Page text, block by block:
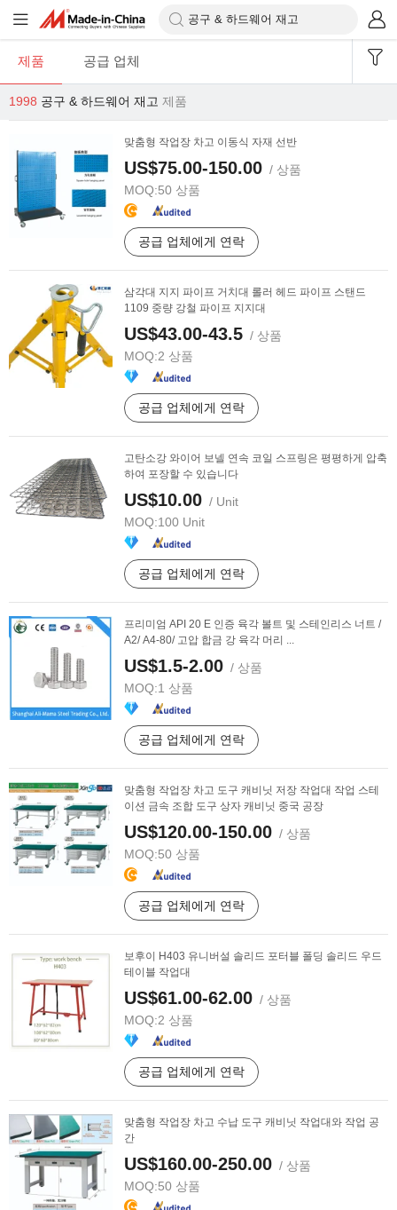
제품 공급 업체
1998 공구 & 하드웨어 재고 제품
맞춤형 작업장 차고 이동식 자재 선반
US$75.00-150.00 / 상품
MOQ:50 상품
공급 업체에게 연락
삼각대 지지 파이프 거치대 롤러 헤드 파이프 스탠드
1109 중량 강철 파이프 지지대
US$43.00-43.5 / 상품
MOQ:2 상품
공급 업체에게 연락
고탄소강 와이어 보넬 연속 코일 스프링은 평평하게 압축
하여 포장할 수 있습니다
US$10.00 / Unit
MOQ:100 Unit
공급 업체에게 연락
프리미엄 API 20 E 인증 육각 볼트 및 스테인리스 너트 /
A2/ A4-80/ 고압 합금 강 육각 머리 ...
US$1.5-2.00 / 상품
MOQ:1 상품
공급 업체에게 연락
맞춤형 작업장 차고 도구 캐비닛 저장 작업대 작업 스테
이션 금속 조합 도구 상자 캐비닛 중국 공장
US$120.00-150.00 / 상품
MOQ:50 상품
공급 업체에게 연락
보후이 H403 유니버설 솔리드 포터블 폴딩 솔리드 우드
테이블 작업대
US$61.00-62.00 / 상품
MOQ:2 상품
공급 업체에게 연락
맞춤형 작업장 차고 수납 도구 캐비닛 작업대와 작업 공
간
US$160.00-250.00 / 상품
MOQ:50 상품